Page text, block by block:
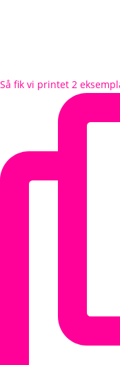
Så fik vi printet 2